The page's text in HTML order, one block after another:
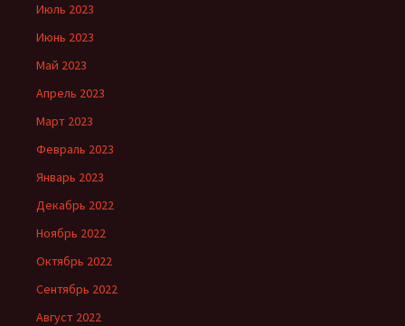
Июль 2023
Июнь 2023
Май 2023
Апрель 2023
Март 2023
Февраль 2023
Январь 2023
Декабрь 2022
Ноябрь 2022
Октябрь 2022
Сентябрь 2022
Август 2022